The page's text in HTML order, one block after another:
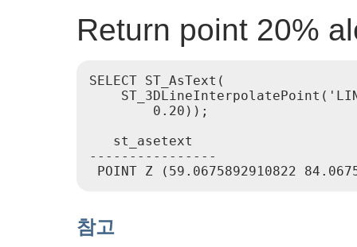
Return point 20%
SELECT ST_AsText(
        0.20));
   st_asetext
----------------
참고